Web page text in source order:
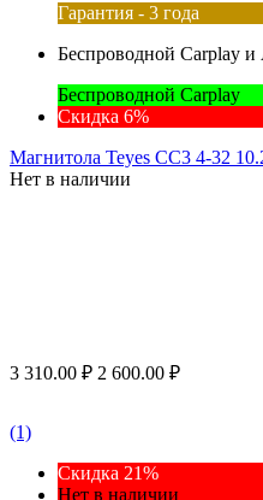
Гарантия - 3 года
Беспроводной Carplay и
Беспроводной Carplay
Скидка 6%
Магнитола Teyes CC3 4-32
Нет в наличии
3 310.00 ₽ 2 600.00 ₽
(1)
Скидка 21%
Нет в наличии